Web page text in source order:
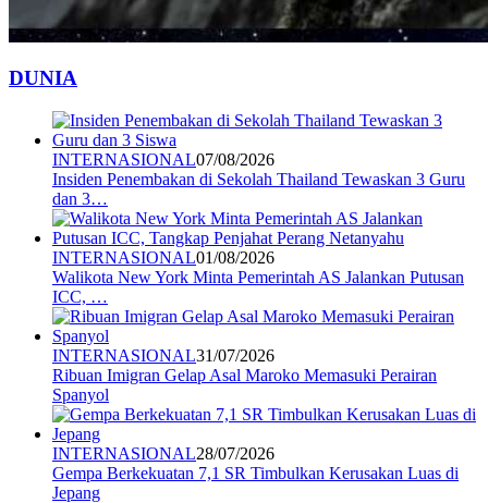
DUNIA
INTERNASIONAL07/08/2026
Insiden Penembakan di Sekolah Thailand Tewaskan 3 Guru
dan 3…
INTERNASIONAL01/08/2026
Walikota New York Minta Pemerintah AS Jalankan Putusan
ICC, …
INTERNASIONAL31/07/2026
Ribuan Imigran Gelap Asal Maroko Memasuki Perairan
Spanyol
INTERNASIONAL28/07/2026
Gempa Berkekuatan 7,1 SR Timbulkan Kerusakan Luas di
Jepang